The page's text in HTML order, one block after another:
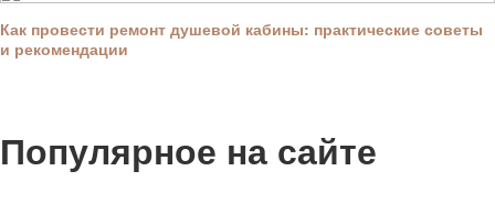
Как провести ремонт душевой кабины: практические советы
и рекомендации
Популярное на сайте